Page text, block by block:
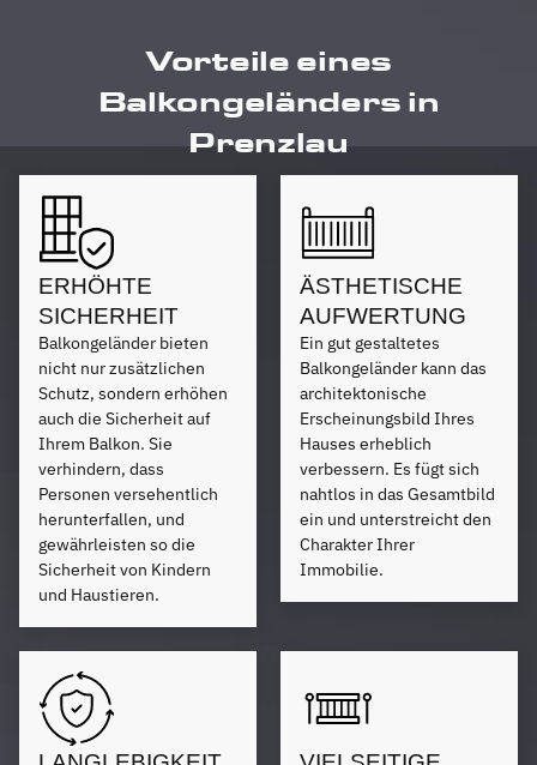
Vorteile eines
Balkongeländers in
Prenzlau
ERHÖHTE
SICHERHEIT
Balkongeländer bieten
nicht nur zusätzlichen
Schutz, sondern erhöhen
auch die Sicherheit auf
Ihrem Balkon. Sie
verhindern, dass
Personen versehentlich
herunterfallen, und
gewährleisten so die
Sicherheit von Kindern
und Haustieren.
ÄSTHETISCHE
AUFWERTUNG
Ein gut gestaltetes
Balkongeländer kann das
architektonische
Erscheinungsbild Ihres
Hauses erheblich
verbessern. Es fügt sich
nahtlos in das Gesamtbild
ein und unterstreicht den
Charakter Ihrer
Immobilie.